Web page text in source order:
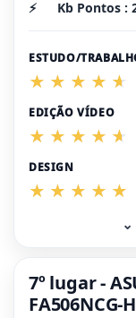
⚡
Kb Pontos :
ESTUDO/
EDIÇÃO VÍDEO
DESIGN
⌄
7º lugar -
FA506NCG-